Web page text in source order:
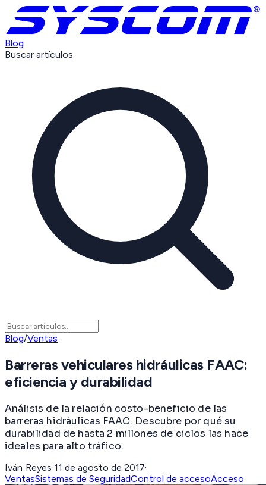
Blog
Buscar artículos
Blog/Ventas
Barreras vehiculares hidráulicas FAAC:
eficiencia y durabilidad
Análisis de la relación costo-beneficio de las
barreras hidráulicas FAAC. Descubre por qué su
durabilidad de hasta 2 millones de ciclos las hace
ideales para alto tráfico.
Iván Reyes·11 de agosto de 2017·
VentasSistemas de SeguridadControl de accesoAcceso